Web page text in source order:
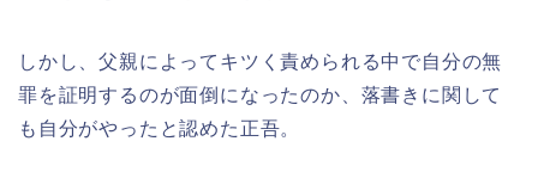
しかし、父親によってキツく責められる中で自分の無
罪を証明するのが面倒になったのか、落書きに関して
も自分がやったと認めた正吾。